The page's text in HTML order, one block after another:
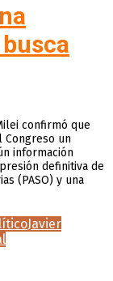
confirmó que
un
información
definitiva de
(PASO) y una
Javier